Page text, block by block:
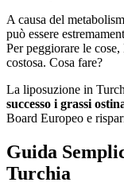
A causa del
può essere
Per peggiorare le
costosa. Cosa fare?
La liposuzione in
successo i grassi
Board Europeo e
Guida
Turchia